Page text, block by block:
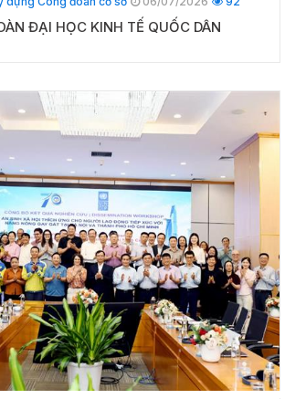
ĐẠI HỌC KINH TẾ QUỐC DÂN